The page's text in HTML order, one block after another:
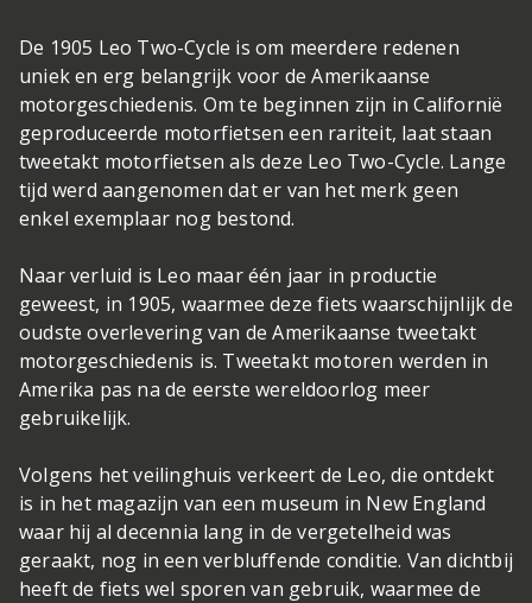
De 1905 Leo Two-Cycle is om meerdere redenen
uniek en erg belangrijk voor de Amerikaanse
motorgeschiedenis. Om te beginnen zijn in Californië
geproduceerde motorfietsen een rariteit, laat staan
tweetakt motorfietsen als deze Leo Two-Cycle. Lange
tijd werd aangenomen dat er van het merk geen
enkel exemplaar nog bestond.
Naar verluid is Leo maar één jaar in productie
geweest, in 1905, waarmee deze fiets waarschijnlijk de
oudste overlevering van de Amerikaanse tweetakt
motorgeschiedenis is. Tweetakt motoren werden in
Amerika pas na de eerste wereldoorlog meer
gebruikelijk.
Volgens het veilinghuis verkeert de Leo, die ontdekt
is in het magazijn van een museum in New England
waar hij al decennia lang in de vergetelheid was
geraakt, nog in een verbluffende conditie. Van dichtbij
heeft de fiets wel sporen van gebruik, waarmee de